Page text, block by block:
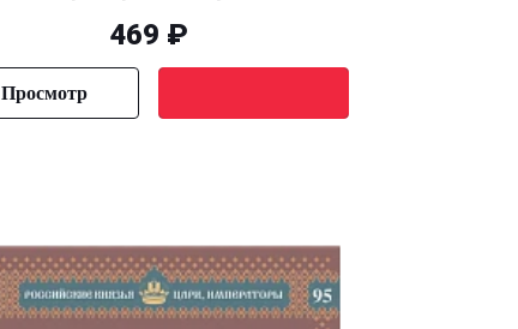
469 ₽
Просмотр